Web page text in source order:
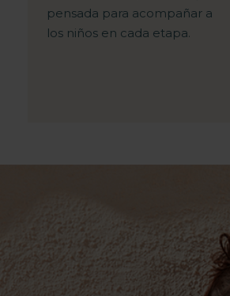
pensada para acompañar a
los niños en cada etapa.